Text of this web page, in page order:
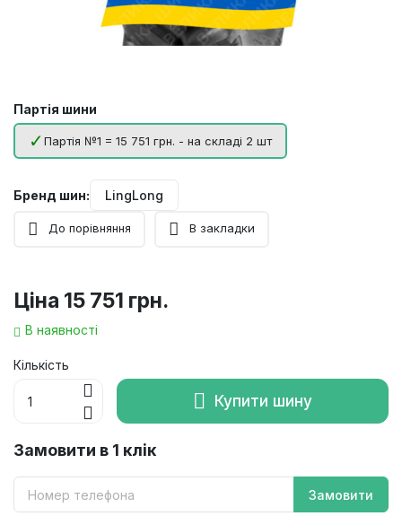
Партія шини
Партія №1 = 15 751 грн. - на складі 2 шт
Бренд шин: LingLong
До порівняння В закладки
Ціна 15 751 грн.
В наявності
Кількість
Купити шину
Замовити в 1 клік
Замовити